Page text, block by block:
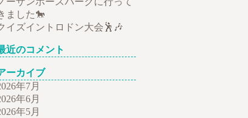
ました🐎
イズイントロドン大会🕺🎶
近のコメント
ーカイブ
年7月
年6月
年5月